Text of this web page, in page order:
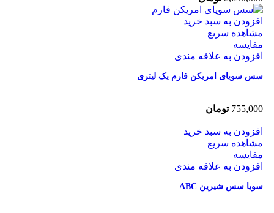
افزودن به سبد خرید
مشاهده سریع
مقایسه
افزودن به علاقه مندی
سس سویای امریکن فارم یک لیتری
755,000 تومان
افزودن به سبد خرید
مشاهده سریع
مقایسه
افزودن به علاقه مندی
سویا سس شیرین ABC